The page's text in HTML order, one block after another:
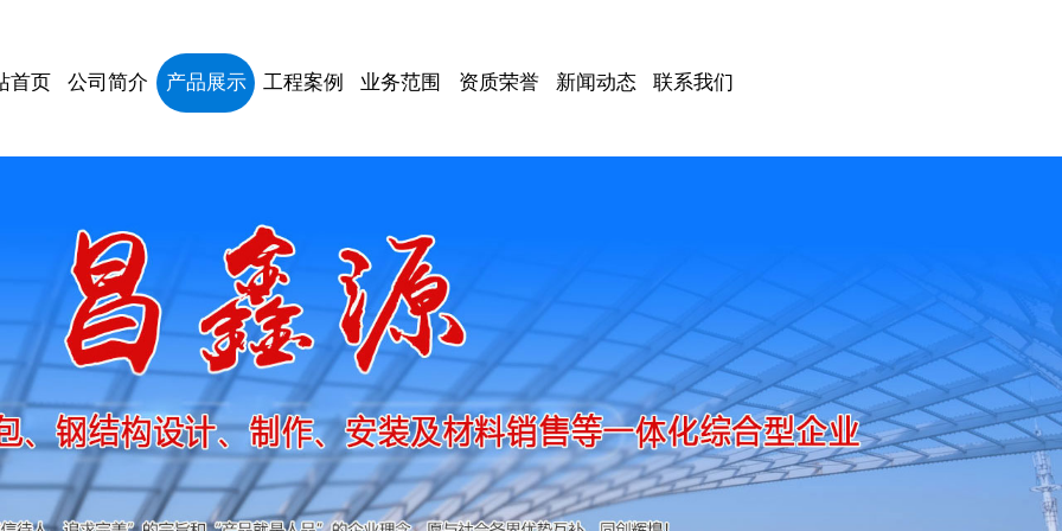
首页 公司简介 产品展示 工程案例 业务范围 资质荣誉 新闻动态 联系我们